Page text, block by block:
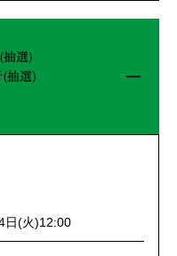
抽選)
(抽選)
日(火)12:00